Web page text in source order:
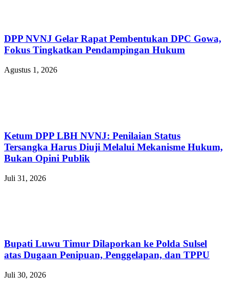
DPP NVNJ Gelar Rapat Pembentukan DPC Gowa,
Fokus Tingkatkan Pendampingan Hukum
Agustus 1, 2026
Ketum DPP LBH NVNJ: Penilaian Status
Tersangka Harus Diuji Melalui Mekanisme Hukum,
Bukan Opini Publik
Juli 31, 2026
Bupati Luwu Timur Dilaporkan ke Polda Sulsel
atas Dugaan Penipuan, Penggelapan, dan TPPU
Juli 30, 2026